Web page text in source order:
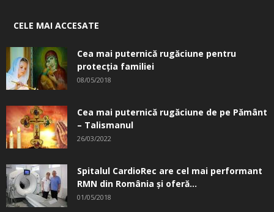
CELE MAI ACCESATE
Cea mai puternică rugăciune pentru
protecția familiei
08/05/2018
Cea mai puternică rugăciune de pe Pământ
– Talismanul
26/03/2022
Spitalul CardioRec are cel mai performant
RMN din România și oferă...
01/05/2018